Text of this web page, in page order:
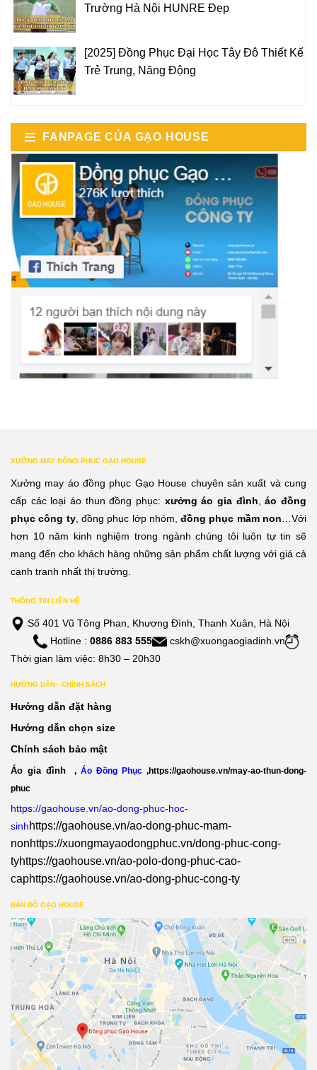
Trường Hà Nội HUNRE Đẹp
[2025] Đồng Phục Đại Học Tây Đô Thiết Kế
Trẻ Trung, Năng Động
FANPAGE CỦA GẠO HOUSE
XƯỞNG MAY ĐỒNG PHỤC GẠO HOUSE
Xưởng may áo đồng phục Gạo House chuyên sản xuất và cung
cấp các loại áo thun đồng phục: xưởng áo gia đình,áo đồng
phục công ty, đồng phục lớp nhóm,đồng phục mầm non…Với
hơn 10 năm kinh nghiệm trong ngành chúng tôi luôn tự tin sẽ
mang đến cho khách hàng những sản phẩm chất lượng với giá cả
cạnh tranh nhất thị trường.
THÔNG TIN LIÊN HỆ
Số 401 Vũ Tông Phan, Khương Đình, Thanh Xuân, Hà Nội
Hotline : 0886 883 555
cskh@xuongaogiadinh.vn
Thời gian làm việc: 8h30 – 20h30
HƯỚNG DẪN– CHÍNH SÁCH
Hướng dẫn đặt hàng
Hướng dẫn chọn size
Chính sách bảo mật
Áo gia đình , Áo Đồng Phục ,https://gaohouse.vn/may-ao-thun-dong-
phuc
https://gaohouse.vn/ao-dong-phuc-hoc-
sinhhttps://gaohouse.vn/ao-dong-phuc-mam-
nonhttps://xuongmayaodongphuc.vn/dong-phuc-cong-
tyhttps://gaohouse.vn/ao-polo-dong-phuc-cao-
caphttps://gaohouse.vn/ao-dong-phuc-cong-ty
BẢN ĐỒ GẠO HOUSE